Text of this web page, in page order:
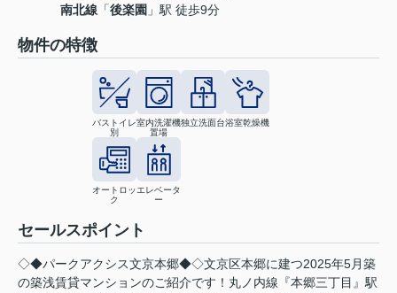
南北線 「後楽園 」駅 徒歩9分
物件の特徴
バストイレ
別
室内洗濯機
置場
独立洗面台浴室乾燥機
オートロッ
ク
エレベータ
ー
セールスポイント
◇◆パークアクシス文京本郷◆◇文京区本郷に建つ2025年5月築
の築浅賃貸マンションのご紹介です！丸ノ内線『本郷三丁目』駅